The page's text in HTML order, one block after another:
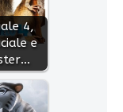
4,
e